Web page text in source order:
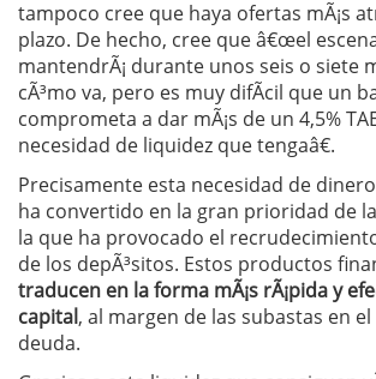
tampoco cree que haya ofertas mÃ¡s
plazo. De hecho, cree que â€œel
mantendrÃ¡ durante unos seis o siete
cÃ³mo va, pero es muy difÃ­cil que un
comprometa a dar mÃ¡s de un 4,5%
necesidad de liquidez que tengaâ€.
Precisamente esta necesidad de
ha convertido en la gran prioridad de
la que ha provocado el
de los depÃ³sitos. Estos productos
traducen en la forma mÃ¡s rÃ¡pida y
capital, al margen de las subastas en
deuda.